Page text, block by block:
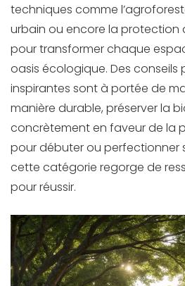
techniques comme
urbain ou encore la protection
pour transformer chaque
oasis écologique. Des conseils
inspirantes sont à portée de
manière durable, préserver la
concrètement en faveur de la
pour débuter ou perfectionner
cette catégorie regorge de
pour réussir.